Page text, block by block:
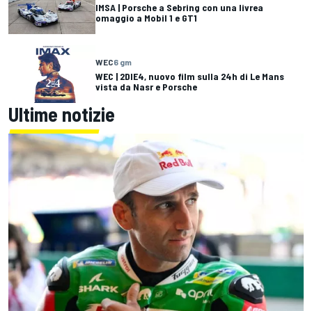
IMSA | Porsche a Sebring con una livrea
omaggio a Mobil 1 e GT1
WEC6 gm
WEC | 2DIE4, nuovo film sulla 24h di Le Mans
vista da Nasr e Porsche
Ultime notizie